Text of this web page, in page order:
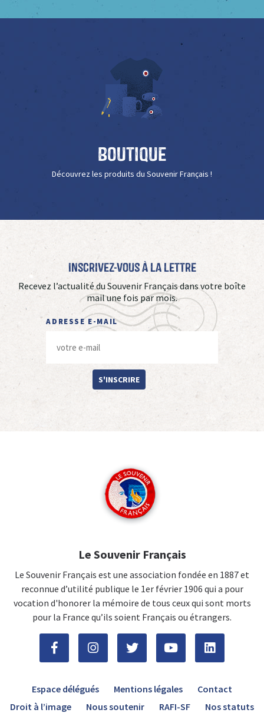
Boutique
Découvrez les produits du Souvenir Français !
Inscrivez-vous à La Lettre
Recevez l’actualité du Souvenir Français dans votre boîte
mail une fois par mois.
ADRESSE E-MAIL
S'INSCRIRE
Le Souvenir Français
Le Souvenir Français est une association fondée en 1887 et
reconnue d’utilité publique le 1er février 1906 qui a pour
vocation d'honorer la mémoire de tous ceux qui sont morts
pour la France qu’ils soient Français ou étrangers.
Espace délégués Mentions légales
Contact
Droit à l’image
Nous soutenir RAFI-SF Nos statuts